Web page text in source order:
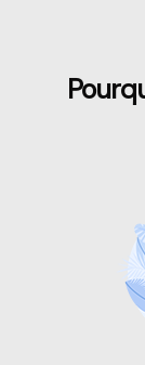
Passer [Loms]